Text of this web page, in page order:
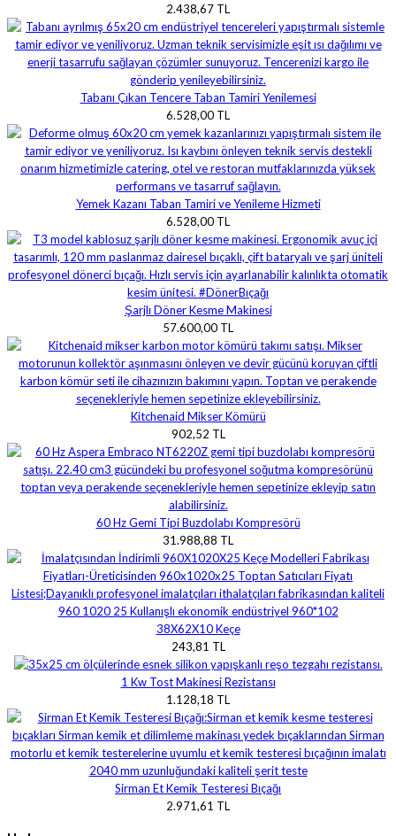
2.438,67 TL
Tabanı Çıkan Tencere Taban Tamiri Yenilemesi
6.528,00 TL
Yemek Kazanı Taban Tamiri ve Yenileme Hizmeti
6.528,00 TL
Şarjlı Döner Kesme Makinesi
57.600,00 TL
Kitchenaid Mikser Kömürü
902,52 TL
60 Hz Gemi Tipi Buzdolabı Kompresörü
31.988,88 TL
38X62X10 Keçe
243,81 TL
1 Kw Tost Makinesi Rezistansı
1.128,18 TL
Sirman Et Kemik Testeresi Bıçağı
2.971,61 TL